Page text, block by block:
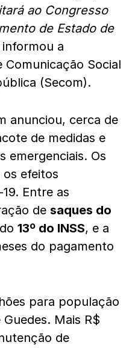
ao Congresso
de Estado de
a
Comunicação Social
(Secom).
anunciou, cerca de
de medidas e
emergenciais. Os
efeitos
Entre as
de saques do
13º do INSS, e a
do pagamento
para população
Mais R$
de